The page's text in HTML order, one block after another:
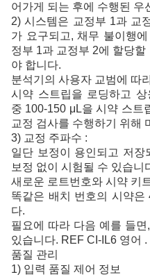
어가게 되는 후에 수행된 우
2) 시스템은 교정부 1과 교
가 요구되고, 채무 불이행
정부 1과 교정부 2에 할당
야 합니다.
분석기의 사용자 교범에 따
시약 스트립을 로딩하고
중 100-150 μL을 시약 스트
교정 검사를 수행하기 위해
3) 교정 주파수 :
일단 보정이 용인되고 저
보정 없이 시험될 수 있습니
새로운 로트번호와 시약 키
똑같은 배치 번호의 시약은
다.
필요에 따라 다음 예를 들
있습니다. REF CI-IL6 영어 .
품질 관리
1) 입력 품질 제어 정보